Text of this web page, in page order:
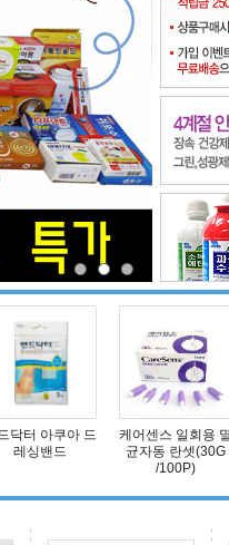
닥터 아쿠아 드
레싱밴드
케어센스 일회용 멸
균자동 란셋(30G
/100P)